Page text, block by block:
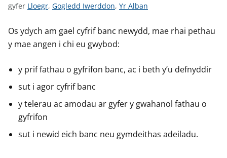
wgyfer G
e
l
r
y
n
g
r
Lloegr, G
e
l
r
y
n
r
Gogledd Iwerddon, G
e
l
r
n
r
Yr Alban
Os ydych am gael cyfrif banc newydd, mae rhai pethau
y mae angen i chi eu gwybod:
y prif fathau o gyfrifon banc, ac i beth y’u defnyddir
sut i agor cyfrif banc
y telerau ac amodau ar gyfer y gwahanol fathau o
gyfrifon
sut i newid eich banc neu gymdeithas adeiladu.